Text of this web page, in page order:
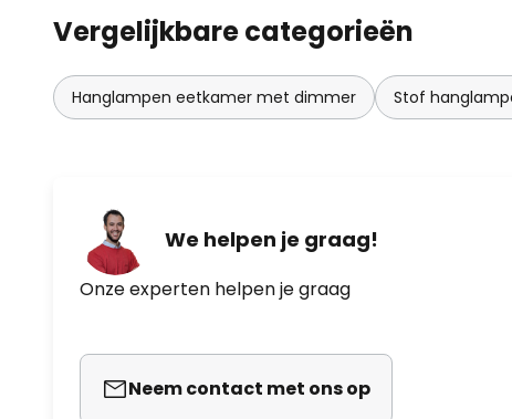
Vergelijkbare categorieën
Hanglampen eetkamer met dimmer Stof
We helpen je graag!
Onze experten helpen je graag
Neem contact met ons op